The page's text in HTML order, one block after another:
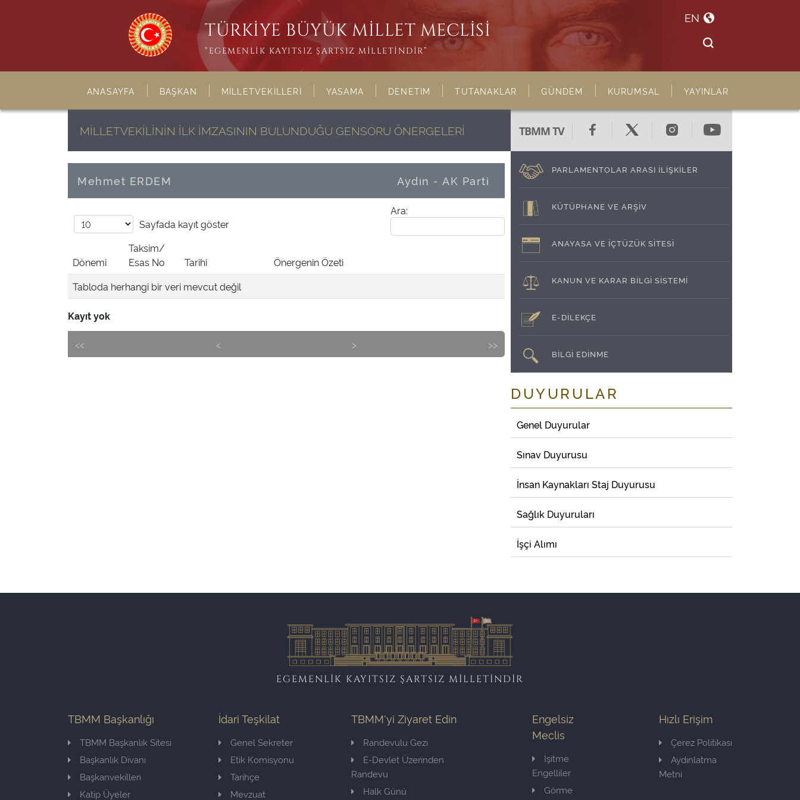
TÜRKİYE BÜYÜK MİLLET MECLİSİ
“EGEMENLİK KAYITSIZ ŞARTSIZ MİLLETİNDİR”
EN
ANASAYFA BAŞKAN MİLLETVEKİLLERİ YASAMA DENETİM TUTANAKLAR GÜNDEM KURUMSAL YAYINLAR
MİLLETVEKİLİNİN İLK İMZASININ BULUNDUĞU GENSORU ÖNERGELERİ
Mehmet ERDEM Aydın - AK Parti
Ara:
Sayfada kayıt göster
Dönemi
Taksim/
Esas No
Tarihi
Önergenin Özeti
Tabloda herhangi bir veri mevcut değil
Kayıt yok
<< < > >>
TBMM TV
PARLAMENTOLAR ARASI İLİŞKİLER
KÜTÜPHANE VE ARŞİV
ANAYASA VE İÇTÜZÜK SİTESİ
KANUN VE KARAR BİLGİ SİSTEMİ
E-DİLEKÇE
BİLGİ EDİNME
DUYURULAR
Genel Duyurular
Sınav Duyurusu
İnsan Kaynakları Staj Duyurusu
Sağlık Duyuruları
İşçi Alımı
EGEMENLİK KAYITSIZ ŞARTSIZ MİLLETİNDİR
TBMM Başkanlığı
TBMM Başkanlık Sitesi
Başkanlık Divanı
Başkanvekilleri
Katip Üyeler
İdari Teşkilat
Genel Sekreter
Etik Komisyonu
Tarihçe
Mevzuat
TBMM'yi Ziyaret Edin
Randevulu Gezi
E-Devlet Üzerinden
Randevu
Halk Günü
Engelsiz
Meclis
İşitme
Engelliler
Görme
Hızlı Erişim
Çerez Politikası
Aydınlatma
Metni